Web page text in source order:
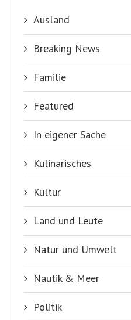
Ausland
Breaking News
Familie
Featured
In eigener Sache
Kulinarisches
Kultur
Land und Leute
Natur und Umwelt
Nautik & Meer
Politik